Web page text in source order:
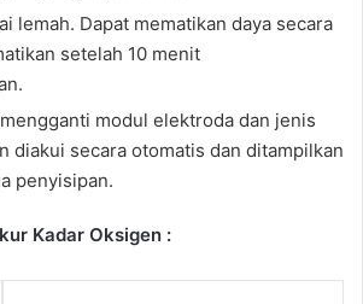
lemah. Dapat mematikan daya secara
setelah 10 menit
modul elektroda dan jenis
diakui secara otomatis dan ditampilkan
penyisipan.
Kadar Oksigen :